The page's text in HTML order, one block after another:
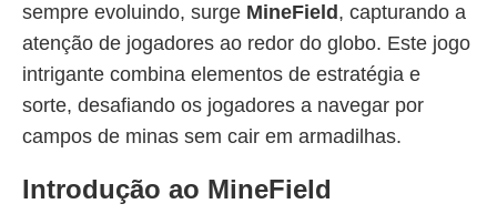
sempre evoluindo, surge MineField , capturando a
atenção de jogadores ao redor do globo. Este jogo
intrigante combina elementos de estratégia e
sorte, desafiando os jogadores a navegar por
campos de minas sem cair em armadilhas.
Introdução ao MineField